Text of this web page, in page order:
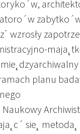
wzrosły
planu
Naukowy
sie˛ metoda˛